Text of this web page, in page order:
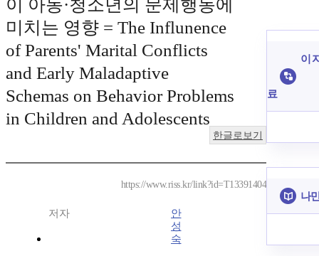
이 아동·청소년의 문제행동에
미치는 영향 = The Influnence
of Parents' Marital Conflicts
and Early Maladaptive
Schemas on Behavior Problems
in Children and Adolescents
한글로보기
https://www.riss.kr/link?id=T13391404
저자
안
성
숙
이
료
나